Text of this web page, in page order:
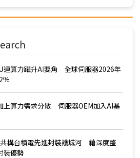
運算力躍升AI要角 全球伺服器2026年
％
上算力需求分散 伺服器OEM加入AI基
構台積電先進封裝護城河 藉深度整
裝優勢